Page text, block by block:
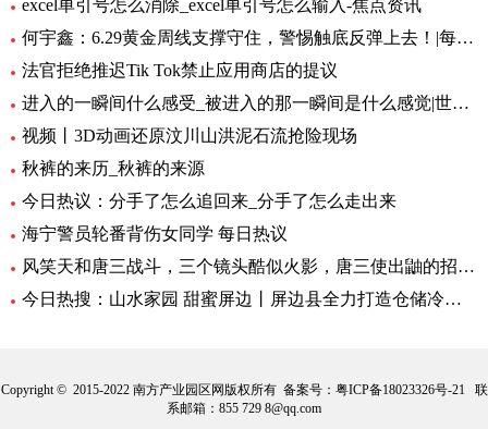
excel单引号怎么消除_excel单引号怎么输入-焦点资讯
何宇鑫：6.29黄金周线支撑守住，警惕触底反弹上去！|每日短讯
法官拒绝推迟Tik Tok禁止应用商店的提议
进入的一瞬间什么感受_被进入的那一瞬间是什么感觉|世界快播报
视频丨3D动画还原汶川山洪泥石流抢险现场
秋裤的来历_秋裤的来源
今日热议：分手了怎么追回来_分手了怎么走出来
海宁警员轮番背伤女同学 每日热议
风笑天和唐三战斗，三个镜头酷似火影，唐三使出鼬的招牌动作 速看料
今日热搜：山水家园 甜蜜屏边丨屏边县全力打造仓储冷链保障“云品”出滇
Copyright © 2015-2022 南方产业园区网版权所有 备案号： 粤ICP备18023326号-21 联
系邮箱：855 729 8@qq.com